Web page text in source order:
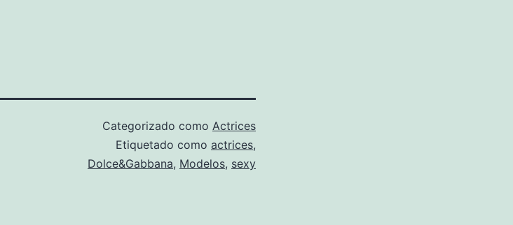
Categorizado como Actrices
Etiquetado como actrices,
Dolce&Gabbana, Modelos, sexy